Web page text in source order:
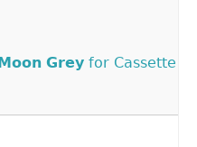
Moon Grey for Cassette